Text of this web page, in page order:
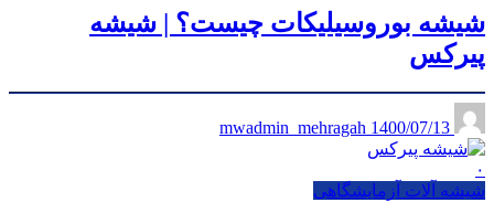
شیشه بوروسیلیکات چیست؟ | شیشه
پیرکس
1400/07/13
۰
شیشه آلات آزمایشگاهی